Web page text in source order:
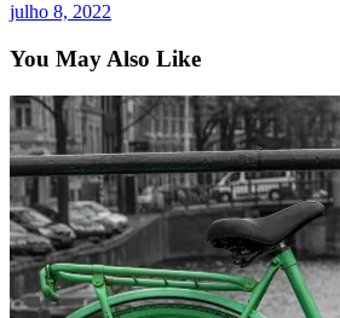
julho 8, 2022
You May Also Like